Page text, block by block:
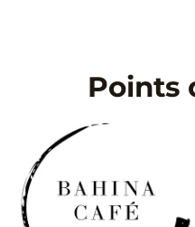
Points